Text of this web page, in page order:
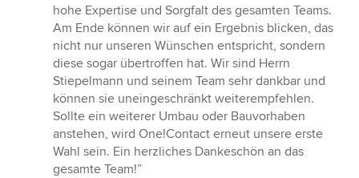
hohe Expertise und Sorgfalt des gesamten Teams.
Am Ende können wir auf ein Ergebnis blicken, das
nicht nur unseren Wünschen entspricht, sondern
diese sogar übertroffen hat. Wir sind Herrn
Stiepelmann und seinem Team sehr dankbar und
können sie uneingeschränkt weiterempfehlen.
Sollte ein weiterer Umbau oder Bauvorhaben
anstehen, wird One!Contact erneut unsere erste
Wahl sein. Ein herzliches Dankeschön an das
gesamte Team!”